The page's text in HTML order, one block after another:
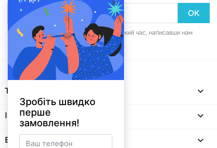
Ви зможете скасувати підписку в будь-який час, написавши нам
через форму зворотнього зв'язку.
ТОВАРИ 
ІНФОРМАЦІЯ 
ВАШ ПРОФІЛЬ 